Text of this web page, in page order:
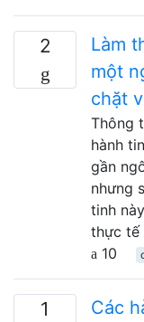
2
Làm
một
chặt
Thông
hành
gần
nhưng
tinh
thực tế
10
1
Các